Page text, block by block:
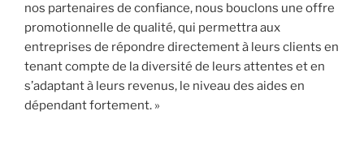
nos partenaires de confiance, nous bouclons une offre
promotionnelle de qualité, qui permettra aux
entreprises de répondre directement à leurs clients en
tenant compte de la diversité de leurs attentes et en
s’adaptant à leurs revenus, le niveau des aides en
dépendant fortement. »